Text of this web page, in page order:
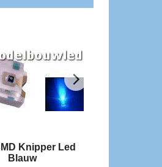
Knipper Led
Blauw